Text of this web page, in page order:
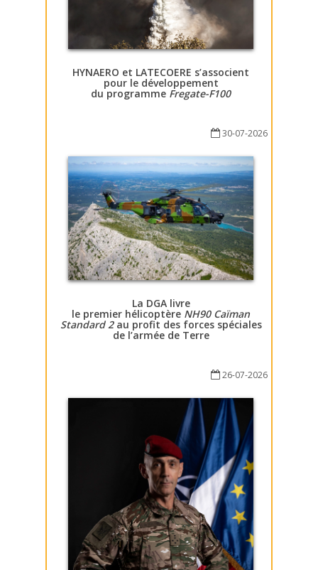
HYNAERO et LATECOERE s’associent
pour le développement
du programme Fregate-F100
30-07-2026
La DGA livre
le premier hélicoptère NH90 Caïman
Standard 2au profit des forces spéciales
de l’armée de Terre
26-07-2026